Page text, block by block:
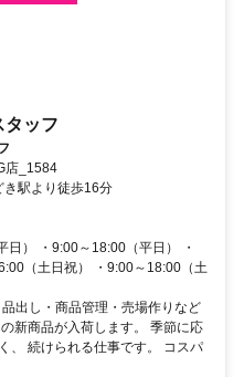
タッフ
店_1584
き駅より徒歩16分
） ・9:00～18:00（平日） ・
（土日祝） ・9:00～18:00（土
出し・商品管理・売場作りなど
新商品が入荷します。 季節に応
、 続けられる仕事です。 コスパ